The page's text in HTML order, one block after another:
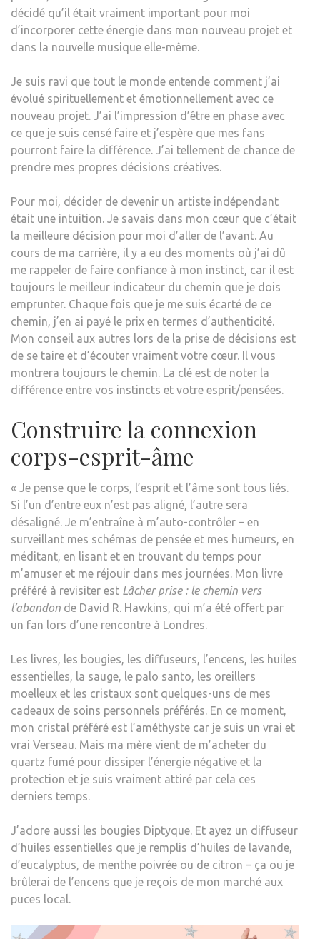
décidé qu’il était vraiment important pour moi
d’incorporer cette énergie dans mon nouveau projet et
dans la nouvelle musique elle-même.
Je suis ravi que tout le monde entende comment j’ai
évolué spirituellement et émotionnellement avec ce
nouveau projet. J’ai l’impression d’être en phase avec
ce que je suis censé faire et j’espère que mes fans
pourront faire la différence. J’ai tellement de chance de
prendre mes propres décisions créatives.
Pour moi, décider de devenir un artiste indépendant
était une intuition. Je savais dans mon cœur que c’était
la meilleure décision pour moi d’aller de l’avant. Au
cours de ma carrière, il y a eu des moments où j’ai dû
me rappeler de faire confiance à mon instinct, car il est
toujours le meilleur indicateur du chemin que je dois
emprunter. Chaque fois que je me suis écarté de ce
chemin, j’en ai payé le prix en termes d’authenticité.
Mon conseil aux autres lors de la prise de décisions est
de se taire et d’écouter vraiment votre cœur. Il vous
montrera toujours le chemin. La clé est de noter la
différence entre vos instincts et votre esprit/pensées.
Construire la connexion
corps-esprit-âme
« Je pense que le corps, l’esprit et l’âme sont tous liés.
Si l’un d’entre eux n’est pas aligné, l’autre sera
désaligné. Je m’entraîne à m’auto-contrôler – en
surveillant mes schémas de pensée et mes humeurs, en
méditant, en lisant et en trouvant du temps pour
m’amuser et me réjouir dans mes journées. Mon livre
préféré à revisiter est Lâcher prise : le chemin vers
l’abandon de David R. Hawkins, qui m’a été offert par
un fan lors d’une rencontre à Londres.
Les livres, les bougies, les diffuseurs, l’encens, les huiles
essentielles, la sauge, le palo santo, les oreillers
moelleux et les cristaux sont quelques-uns de mes
cadeaux de soins personnels préférés. En ce moment,
mon cristal préféré est l’améthyste car je suis un vrai et
vrai Verseau. Mais ma mère vient de m’acheter du
quartz fumé pour dissiper l’énergie négative et la
protection et je suis vraiment attiré par cela ces
derniers temps.
J’adore aussi les bougies Diptyque. Et ayez un diffuseur
d’huiles essentielles que je remplis d’huiles de lavande,
d’eucalyptus, de menthe poivrée ou de citron – ça ou je
brûlerai de l’encens que je reçois de mon marché aux
puces local.